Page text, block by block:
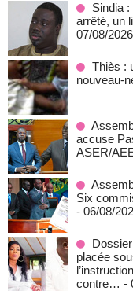
Sindia
arrêté, un
07/08/2026
Thiès :
nouveau-
accuse
ASER/
Six
- 06/08/
placée
contre… -